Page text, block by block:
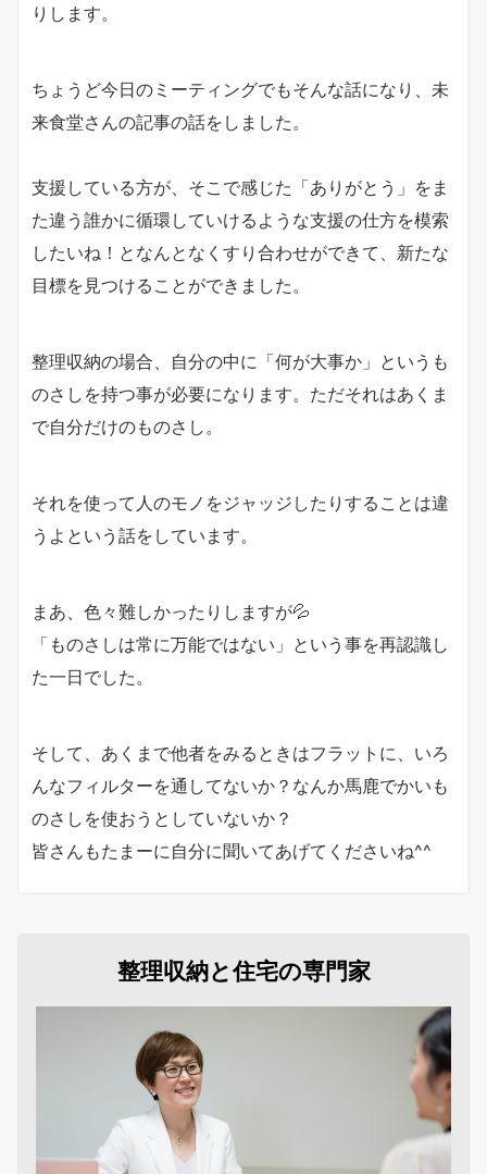
りします。
ちょうど今日のミーティングでもそんな話になり、未
来食堂さんの記事の話をしました。
支援している方が、そこで感じた「ありがとう」をま
た違う誰かに循環していけるような支援の仕方を模索
したいね！となんとなくすり合わせができて、新たな
目標を見つけることができました。
整理収納の場合、自分の中に「何が大事か」というも
のさしを持つ事が必要になります。ただそれはあくま
で自分だけのものさし。
それを使って人のモノをジャッジしたりすることは違
うよという話をしています。
まあ、色々難しかったりしますが💦
「ものさしは常に万能ではない」という事を再認識し
た一日でした。
そして、あくまで他者をみるときはフラットに、いろ
んなフィルターを通してないか？なんか馬鹿でかいも
のさしを使おうとしていないか？
皆さんもたまーに自分に聞いてあげてくださいね^^
整理収納と住宅の専門家